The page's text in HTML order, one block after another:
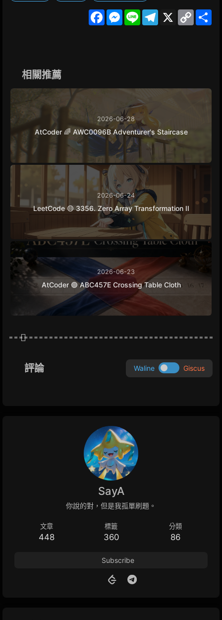
F
M
L
X
C
相關推薦
2026-06-28
AtCoder 🌈 AWC0096B Adventurer's Staircase
2026-06-24
LeetCode 🟡 3356. Zero Array Transformation II
2026-06-23
AtCoder 🟢 ABC457E Crossing Table Cloth
評論 Waline Giscus
SayA
你說的對，但是我孤單刷題。
文章
448
標籤
360
分類
86
Subscribe